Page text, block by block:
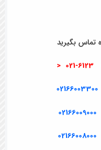
بگیرید
02166003300
02166009000
02166008000